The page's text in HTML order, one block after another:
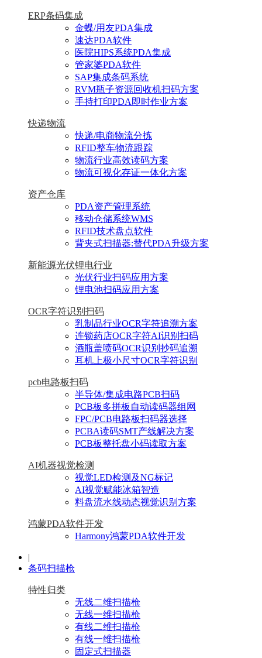
ERP条码集成
金蝶/用友PDA集成
速达PDA软件
医院HIPS系统PDA集成
管家婆PDA软件
SAP集成条码系统
RVM瓶子资源回收机扫码方案
手持打印PDA即时作业方案
快递物流
快递/电商物流分拣
RFID整车物流跟踪
物流行业高效读码方案
物流可视化存证一体化方案
资产仓库
PDA资产管理系统
移动仓储系统WMS
RFID技术盘点软件
背夹式扫描器:替代PDA升级方案
新能源光伏锂电行业
光伏行业扫码应用方案
锂电池扫码应用方案
OCR字符识别扫码
乳制品行业OCR字符追溯方案
连锁药店OCR字符AI识别扫码
酒瓶盖喷码OCR识别抄码追溯
耳机上极小尺寸OCR字符识别
pcb电路板扫码
半导体/集成电路PCB扫码
PCB板多拼板自动读码器组网
FPC/PCB电路板扫码器选择
PCBA读码SMT产线解决方案
PCB板整托盘小码读取方案
AI机器视觉检测
视觉LED检测及NG标记
AI视觉赋能冰箱智造
料盘流水线动态视觉识别方案
鸿蒙PDA软件开发
Harmony鸿蒙PDA软件开发
|
条码扫描枪
特性归类
无线二维扫描枪
无线一维扫描枪
有线二维扫描枪
有线一维扫描枪
固定式扫描器